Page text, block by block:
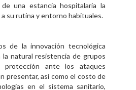
una estancia hospitalaria la
su rutina y entorno habituales.
de la innovación tecnológica
natural resistencia de grupos
protección ante los ataques
presentar, así como el costo de
en el sistema sanitario,